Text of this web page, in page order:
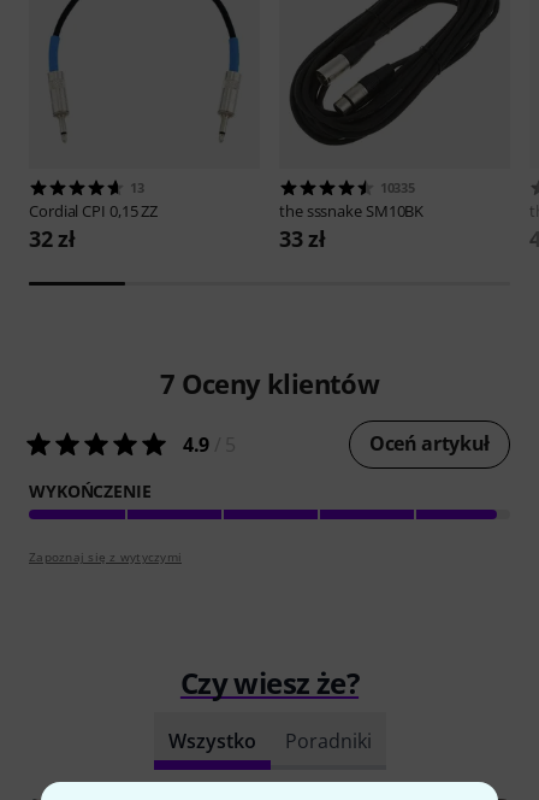
13
Cordial CPI 0,15 ZZ
32 zł
10335
the sssnake SM10BK
33 zł
7 Oceny klientów
4.9 Oceń artykuł
WYKOŃCZENIE
Zapoznaj się z wytyczymi
Czy wiesz że?
Wszystko Poradniki